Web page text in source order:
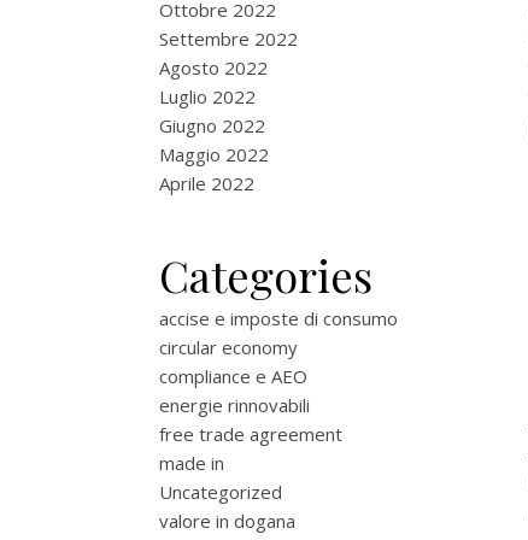
Ottobre 2022
Settembre 2022
Agosto 2022
Luglio 2022
Giugno 2022
Maggio 2022
Aprile 2022
Categories
accise e imposte di consumo
circular economy
compliance e AEO
energie rinnovabili
free trade agreement
made in
Uncategorized
valore in dogana